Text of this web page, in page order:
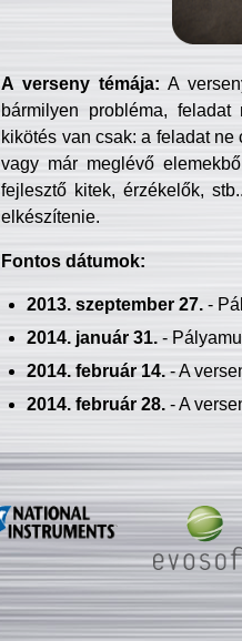
A verseny témája: A
bármilyen probléma, feladat
kikötés van csak: a feladat
vagy már meglévő
fejlesztő kitek, érzékelők,
elkészítenie.
Fontos dátumok:
2013. szeptember 27.-
2014. január 31.-
2014. február 14.- A
2014. február 28.- A